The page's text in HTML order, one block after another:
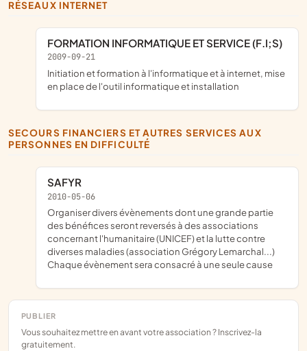
PUBLIER
Vous souhaitez mettre en avant votre association ? Inscrivez-la
gratuitement.
RÉSEAUX INTERNET
FORMATION INFORMATIQUE ET SERVICE (F.I;S)
2009-09-21
initiation et formation à l'informatique et à internet, mise
en place de l'outil informatique et installation
SECOURS FINANCIERS ET AUTRES SERVICES AUX
PERSONNES EN DIFFICULTÉ
SAFYR
2010-05-06
organiser divers évènements dont une grande partie
des bénéfices seront reversés à des associations
concernant l'humanitaire (UNICEF) et la lutte contre
diverses maladies (association Grégory Lemarchal...)
Chaque évènement sera consacré à une seule cause